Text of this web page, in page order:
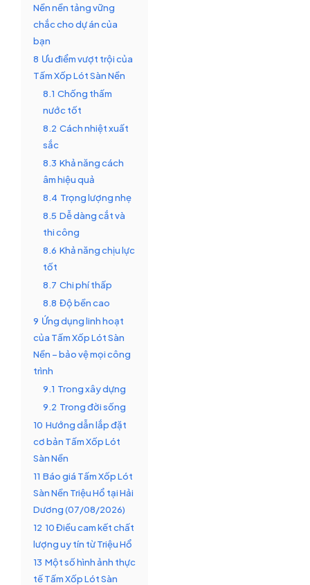
Nền nền tảng vững
chắc cho dự án của
bạn
8 Ưu điểm vượt trội của
Tấm Xốp Lót Sàn Nền
8.1 Chống thấm
nước tốt
8.2 Cách nhiệt xuất
sắc
8.3 Khả năng cách
âm hiệu quả
8.4 Trọng lượng nhẹ
8.5 Dễ dàng cắt và
thi công
8.6 Khả năng chịu lực
tốt
8.7 Chi phí thấp
8.8 Độ bền cao
9 Ứng dụng linh hoạt
của Tấm Xốp Lót Sàn
Nền – bảo vệ mọi công
trình
9.1 Trong xây dựng
9.2 Trong đời sống
10 Hướng dẫn lắp đặt
cơ bản Tấm Xốp Lót
Sàn Nền
11 Báo giá Tấm Xốp Lót
Sàn Nền Triệu Hổ tại Hải
Dương (07/08/2026)
12 10 Điều cam kết chất
lượng uy tín từ Triệu Hổ
13 Một số hình ảnh thực
tế Tấm Xốp Lót Sàn